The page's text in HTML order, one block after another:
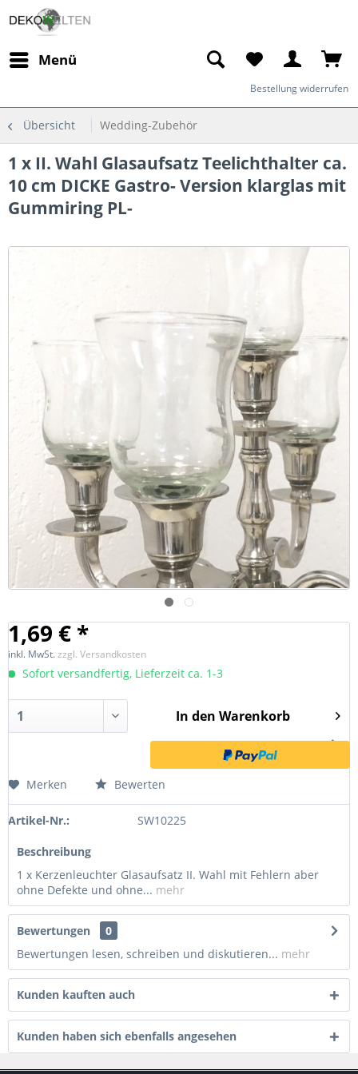
Menü
Bestellung widerrufen
Übersicht Wedding-Zubehör
1 x II. Wahl Glasaufsatz Teelichthalter ca.
10 cm DICKE Gastro- Version klarglas mit
Gummiring PL-
1,69 € *
inkl. MwSt.zzgl. Versandkosten
Sofort versandfertig, Lieferzeit ca. 1-3
In den Warenkorb
Merken Bewerten
Artikel-Nr.: SW10225
Beschreibung
1 x Kerzenleuchter Glasaufsatz II. Wahl mit Fehlern aber
ohne Defekte und ohne... mehr
Bewertungen
0
Bewertungen lesen, schreiben und diskutieren... mehr
Kunden kauften auch
Kunden haben sich ebenfalls angesehen